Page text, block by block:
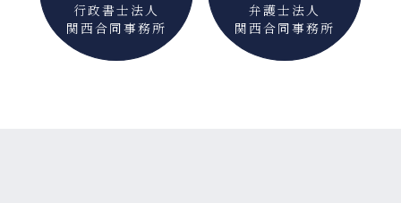
行政書士法人
関西合同事務所
弁護士法人
関西合同事務所